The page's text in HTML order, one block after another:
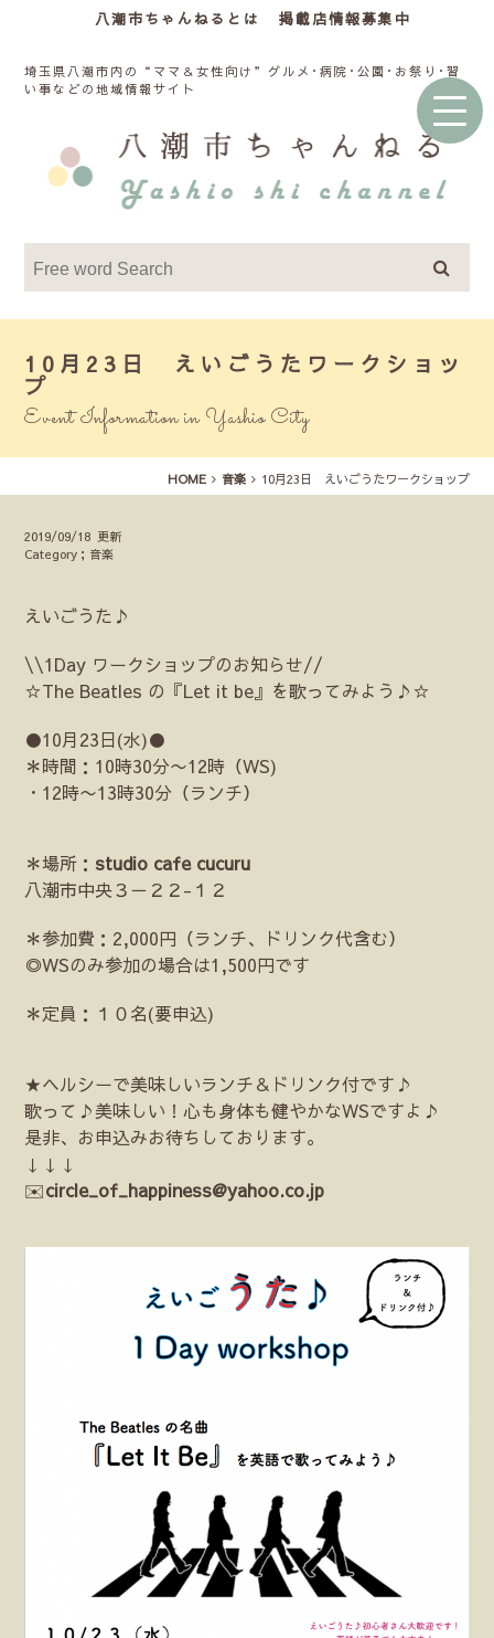
八潮市ちゃんねるとは 掲載店情報募集中
埼玉県八潮市内の“ママ＆女性向け”グルメ･病院･公園･お祭り･習
い事などの地域情報サイト
10月23日 えいごうたワークショッ
プ
Event Information in Yashio City
HOME 音楽 10月23日 えいごうたワークショップ
2019/09/18 更新
Category；音楽
えいごうた♪
\\1Day ワークショップのお知らせ//
☆The Beatles の『Let it be』を歌ってみよう♪☆
●10月23日(水)●
＊時間：10時30分〜12時（WS)
・12時〜13時30分（ランチ）
＊場所： studio cafe cucuru
八潮市中央３－２２-１２
＊参加費：2,000円（ランチ、ドリンク代含む）
◎WSのみ参加の場合は1,500円です
＊定員：１０名(要申込)
★ヘルシーで美味しいランチ＆ドリンク付です♪
歌って♪美味しい！心も身体も健やかなWSですよ♪
是非、お申込みお待ちしております。
↓↓↓
✉️circle_of_happiness@yahoo.co.jp